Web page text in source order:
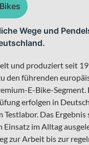
Wege und
und produziert seit
den führenden
E-Bike-Segment.
erfolgen in
Testlabor. Das Ergebnis
Einsatz im Alltag
zur Arbeit bis zur